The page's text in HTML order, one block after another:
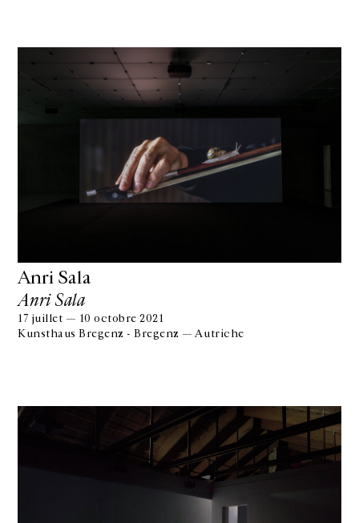
Anri Sala
Anri Sala
17 juillet — 10 octobre 2021
Kunsthaus Bregenz - Bregenz — Autriche